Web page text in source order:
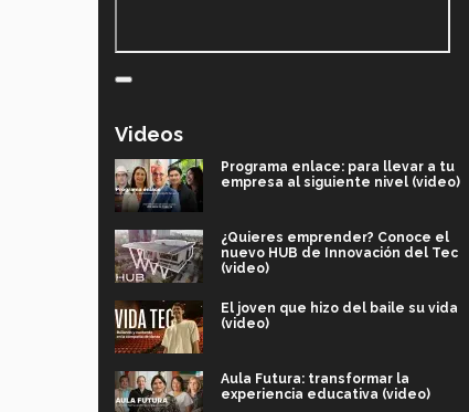
Videos
Programa enlace: para llevar a tu
empresa al siguiente nivel (video)
¿Quieres emprender? Conoce el
nuevo HUB de Innovación del Tec
(video)
El joven que hizo del baile su vida
(video)
Aula Futura: transformar la
experiencia educativa (video)